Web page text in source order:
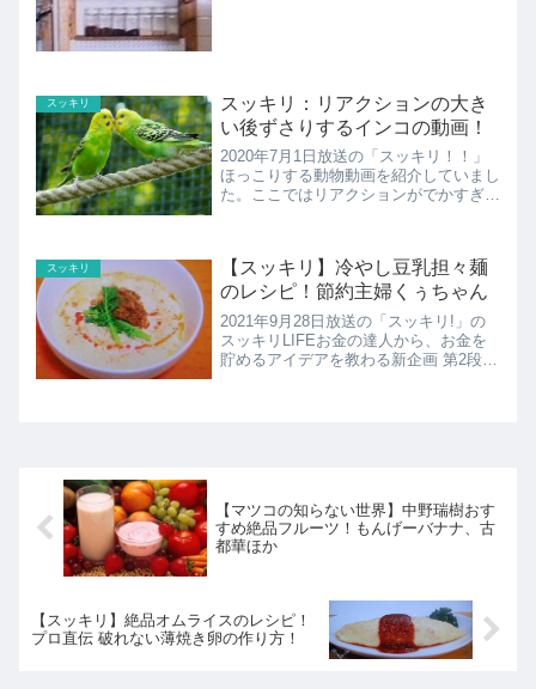
スッキリ
スッキリ：リアクションの大き
い後ずさりするインコの動画！
2020年7月1日放送の「スッキリ！！」
ほっこりする動物動画を紹介していまし
た。ここではリアクションがでかすぎる
スッキリ
【スッキリ】冷やし豆乳担々麺
のレシピ！節約主婦くぅちゃん
2021年9月28日放送の「スッキリ!」の
スッキリLIFEお金の達人から、お金を
貯めるアイデアを教わる新企画 第2段6
【マツコの知らない世界】中野瑞樹おす
すめ絶品フルーツ！もんげーバナナ、古
都華ほか
【スッキリ】絶品オムライスのレシピ！
プロ直伝 破れない薄焼き卵の作り方！